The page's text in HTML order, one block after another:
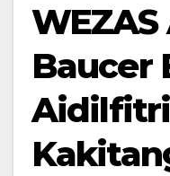
Baucer